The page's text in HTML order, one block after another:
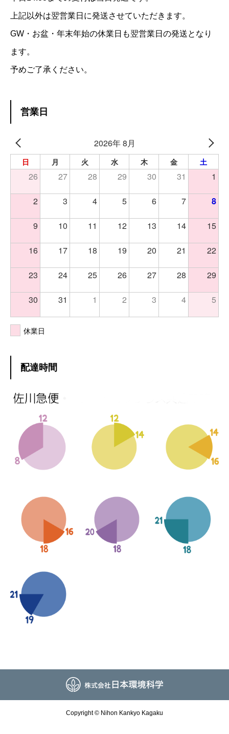
上記以外は翌営業日に発送させていただきます。
GW・お盆・年末年始の休業日も翌営業日の発送となり
ます。
予めご了承ください。
営業日
2026年 8月
日 月 火 水 木 金 土
26 27 28 29 30 31 1
2 3 4 5 6 7 8
9 10 11 12 13 14 15
16 17 18 19 20 21 22
23 24 25 26 27 28 29
30 31 1 2 3 4 5
休業日
配達時間
Copyright © Nihon Kankyo Kagaku